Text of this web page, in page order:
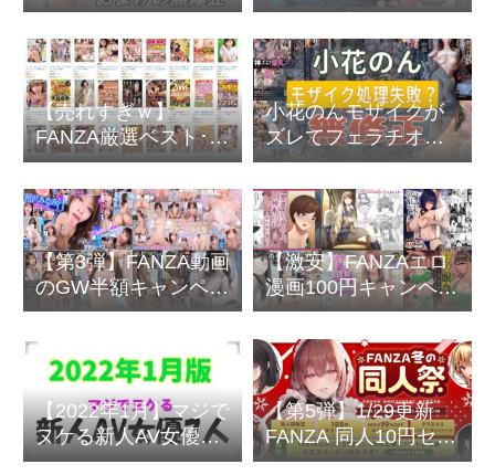
10選＆おまけの無修
正
られて中出しまでさ
れちゃうNTR(寝取ら
れ)
【売れすぎｗ】
FANZA厳選ベスト･総
集編70％オフセール
開催中～2月24日
(金)10:00まで
小花のんモザイクが
ズレてフェラチオの
口元丸見え【ほぼ無
修正】
【第3弾】FANZA動画
のGW半額キャンペー
ン開始
【激安】FANZAエロ
漫画100円キャンペー
ン～冬の同人祭
【2022年1月】マジで
ヌケる新人AV女優7
人
【第5弾】1/29更新
FANZA 同人10円セー
ル